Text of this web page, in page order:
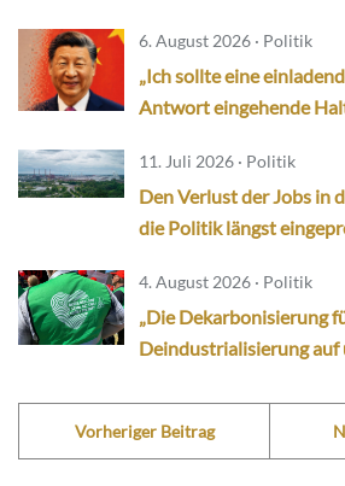
6. August 2026 · Politik
„Ich sollte eine
Antwort eingehende
11. Juli 2026 · Politik
Den Verlust der Jobs in
die Politik längst
4. August 2026 · Politik
„Die Dekarbonisierung
Deindustrialisierung auf
Vorheriger Beitrag